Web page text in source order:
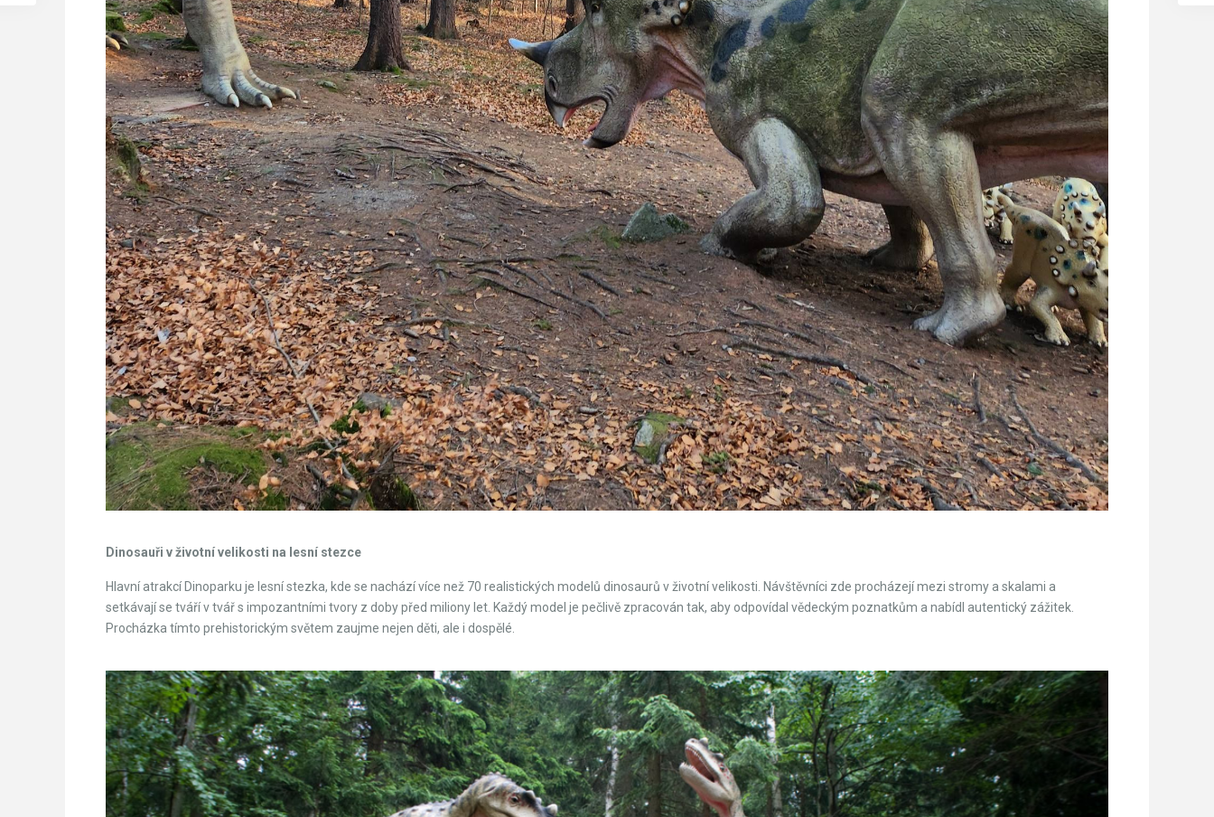
Dinosauři v životní velikosti na lesní stezce
Hlavní atrakcí Dinoparku je lesní stezka, kde se nachází více než 70 realistických modelů dinosaurů v životní velikosti. Návštěvníci zde procházejí mezi stromy a skalami a
setkávají se tváří v tvář s impozantními tvory z doby před miliony let. Každý model je pečlivě zpracován tak, aby odpovídal vědeckým poznatkům a nabídl autentický zážitek.
Procházka tímto prehistorickým světem zaujme nejen děti, ale i dospělé.